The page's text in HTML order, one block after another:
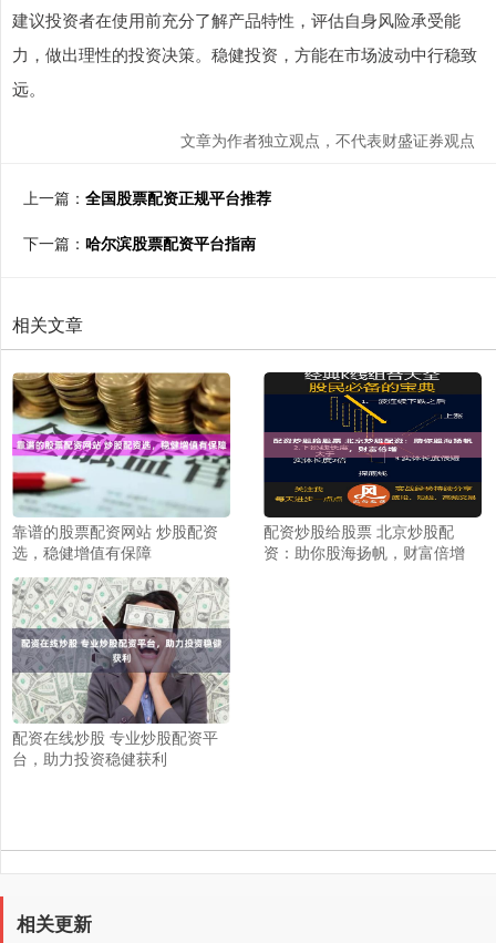
建议投资者在使用前充分了解产品特性，评估自身风险承受能
力，做出理性的投资决策。稳健投资，方能在市场波动中行稳致
远。
文章为作者独立观点，不代表财盛证券观点
上一篇： 全国股票配资正规平台推荐
下一篇： 哈尔滨股票配资平台指南
相关文章
靠谱的股票配资网站 炒股配资
选，稳健增值有保障
配资炒股给股票 北京炒股配
资：助你股海扬帆，财富倍增
配资在线炒股 专业炒股配资平
台，助力投资稳健获利
相关更新